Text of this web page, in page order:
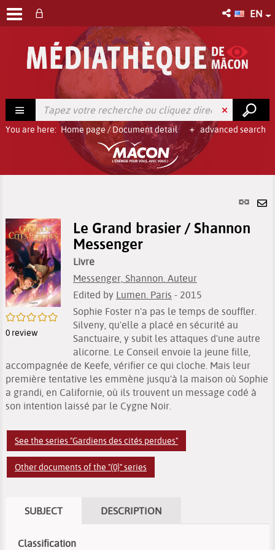
EN
advanced search
You are here: Home page/Document detail
link
/5
0 review
Le Grand brasier / Shannon
Messenger
Livre
Messenger, Shannon. Auteur
Edited by Lumen. Paris - 2015
Sophie Foster n'a pas le temps de souffler.
Silveny, qu'elle a placé en sécurité au
Sanctuaire, y subit les attaques d'une autre
alicorne. Le Conseil envoie la jeune fille,
accompagnée de Keefe, vérifier ce qui cloche. Mais leur
première tentative les emmène jusqu'à la maison où Sophie
a grandi, en Californie, où ils trouvent un message codé à
son intention laissé par le Cygne Noir.
See the series "Gardiens des cités perdues"
Other documents of the "(0}" series
SUBJECT DESCRIPTION
Classification